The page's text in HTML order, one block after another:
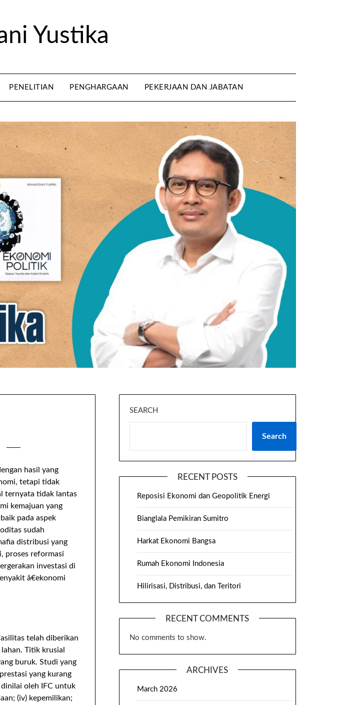
Yustika
PENELITIAN PENGHARGAAN PEKERJAAN DAN JABATAN
hasil yang
tetapi tidak
ternyata tidak lantas
kemajuan yang
pada aspek
sudah
distribusi yang
proses reformasi
investasi di
â€ekonomi
telah diberikan
Titik krusial
buruk. Studi yang
yang kurang
oleh IFC untuk
(iv) kepemilikan;
SEARCH
Search
RECENT POSTS
Reposisi Ekonomi dan Geopolitik Energi
Bianglala Pemikiran Sumitro
Harkat Ekonomi Bangsa
Rumah Ekonomi Indonesia
Hilirisasi, Distribusi, dan Teritori
RECENT COMMENTS
No comments to show.
ARCHIVES
March 2026